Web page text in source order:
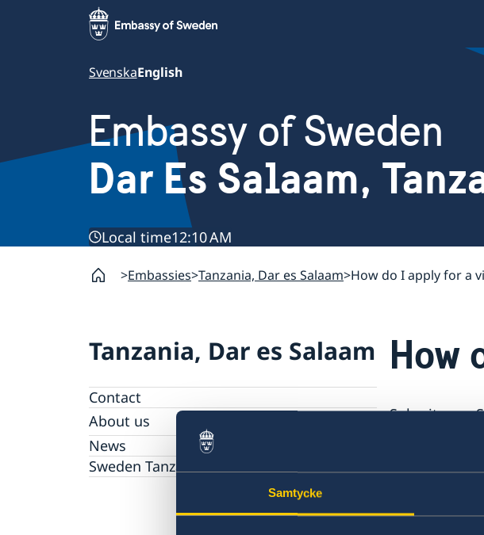
Samtycke
SvenskaEnglish
Embassy of Sweden
Dar Es Salaam,
Local time12:10 AM
Embassies Tanzania, Dar es Salaam How do I apply for a
Tanzania, Dar es Salaam
Contact
About us
Embassy staff
The Embassy Building
News
Sweden Tanzania 60 Years
How
Submit your
Global/
For further
VFS Global